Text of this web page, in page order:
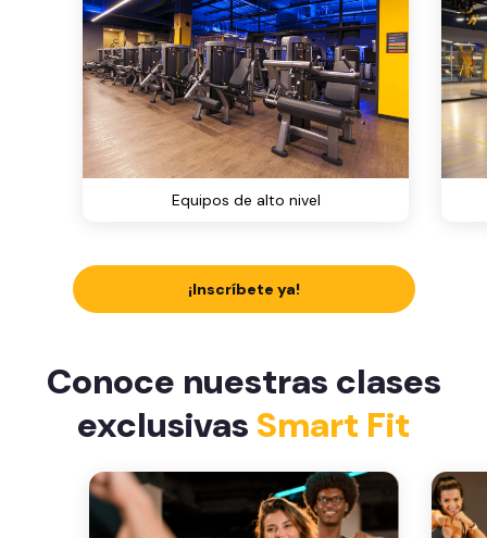
Equipos de alto nivel
¡Inscríbete ya!
Conoce nuestras clases
exclusivas Smart Fit